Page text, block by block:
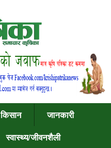
किसान
जानकारी
स्वास्थ्य/जीवनशैली